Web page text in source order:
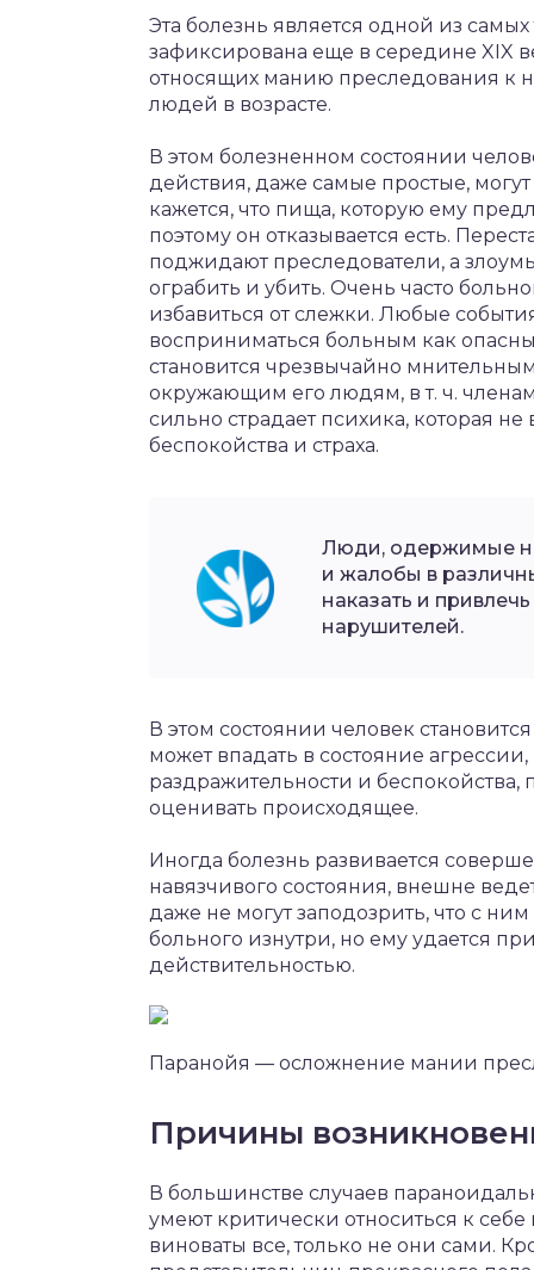
Эта болезнь является одной из
зафиксирована еще в середине
относящих манию преследования к
людей в возрасте.
В этом болезненном состоянии
действия, даже самые простые,
кажется, что пища, которую ему
поэтому он отказывается есть.
поджидают преследователи, а
ограбить и убить. Очень часто
избавиться от слежки. Любые
восприниматься больным как
становится чрезвычайно
окружающим его людям, в т. ч.
сильно страдает психика, которая
беспокойства и страха.
Люди, одержимые
и жалобы в
наказать и
нарушителей.
В этом состоянии человек
может впадать в состояние
раздражительности и беспокойства,
оценивать происходящее.
Иногда болезнь развивается
навязчивого состояния, внешне
даже не могут заподозрить, что с ним
больного изнутри, но ему удается
действительностью.
Паранойя — осложнение мании
Причины
В большинстве случаев
умеют критически относиться к
виноваты все, только не они сами.